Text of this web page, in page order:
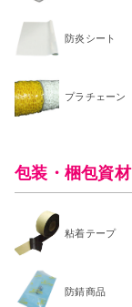
防炎シート
プラチェーン
包装・梱包資材
粘着テープ
防錆商品